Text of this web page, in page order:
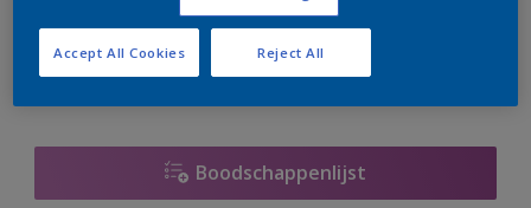
er hard aan om de voorraad aan te vullen.
Boodschappenlijst
Reject All
Accept All Cookies